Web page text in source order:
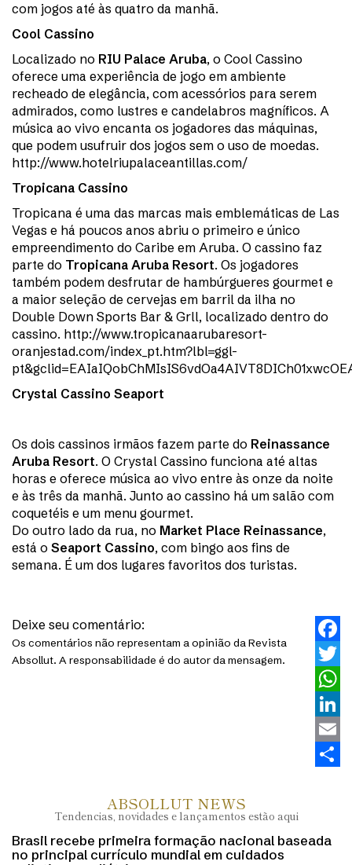
com jogos até às quatro da manhã.
Cool Cassino
Localizado no RIU Palace Aruba, o Cool Cassino
oferece uma experiência de jogo em ambiente
recheado de elegância, com acessórios para serem
admirados, como lustres e candelabros magníficos. A
música ao vivo encanta os jogadores das máquinas,
que podem usufruir dos jogos sem o uso de moedas.
http://www.hotelriupalaceantillas.com/
Tropicana Cassino
Tropicana é uma das marcas mais emblemáticas de Las
Vegas e há poucos anos abriu o primeiro e único
empreendimento do Caribe em Aruba. O cassino faz
parte do Tropicana Aruba Resort. Os jogadores
também podem desfrutar de hambúrgueres gourmet e
a maior seleção de cervejas em barril da ilha no
Double Down Sports Bar & Grll, localizado dentro do
cassino. http://www.tropicanaarubaresort-
oranjestad.com/index_pt.htm?lbl=ggl-
Crystal Cassino Seaport
Os dois cassinos irmãos fazem parte do Reinassance
Aruba Resort. O Crystal Cassino funciona até altas
horas e oferece música ao vivo entre às onze da noite
e às três da manhã. Junto ao cassino há um salão com
coquetéis e um menu gourmet.
Do outro lado da rua, no Market Place Reinassance,
está o Seaport Cassino, com bingo aos fins de
semana. É um dos lugares favoritos dos turistas.
Email
Deixe seu comentário:
Os comentários não representam a opinião da Revista
Absollut. A responsabilidade é do autor da mensagem.
ABSOLLUT NEWS
Tendencias, novidades e lançamentos estão aqui
Brasil recebe primeira formação nacional baseada
no principal currículo mundial em cuidados